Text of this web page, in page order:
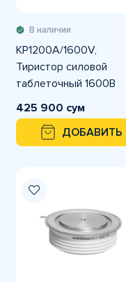
В наличии
KP1200A/1600V,
Тиристор силовой
таблеточный 1600В
1200А
425 900 сум
ДОБАВИТЬ